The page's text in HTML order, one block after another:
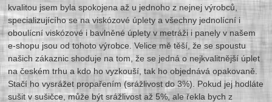
kvalitou jsem byla spokojena až u jednoho z nejnej výrobců,
specializujícího se na viskózové úplety a všechny jednolícní i
oboulícní viskózové i bavlněné úplety v metráži i panely v našem
e-shopu jsou od tohoto výrobce. Velice mě těší, že se spoustu
našich zákaznic shoduje na tom, že se jedná o nejkvalitnější úplet
na českém trhu a kdo ho vyzkouší, tak ho objednává opakovaně.
Stačí ho vysrážet propařením (srážlivost do 3%). Pokud jej hodláte
sušit v sušičce, může být srážlivost až 5%, ale řekla bych z